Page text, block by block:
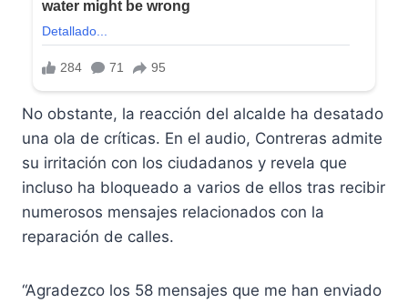
No obstante, la reacción del alcalde ha desatado
una ola de críticas. En el audio, Contreras admite
su irritación con los ciudadanos y revela que
incluso ha bloqueado a varios de ellos tras recibir
numerosos mensajes relacionados con la
reparación de calles.
“Agradezco los 58 mensajes que me han enviado